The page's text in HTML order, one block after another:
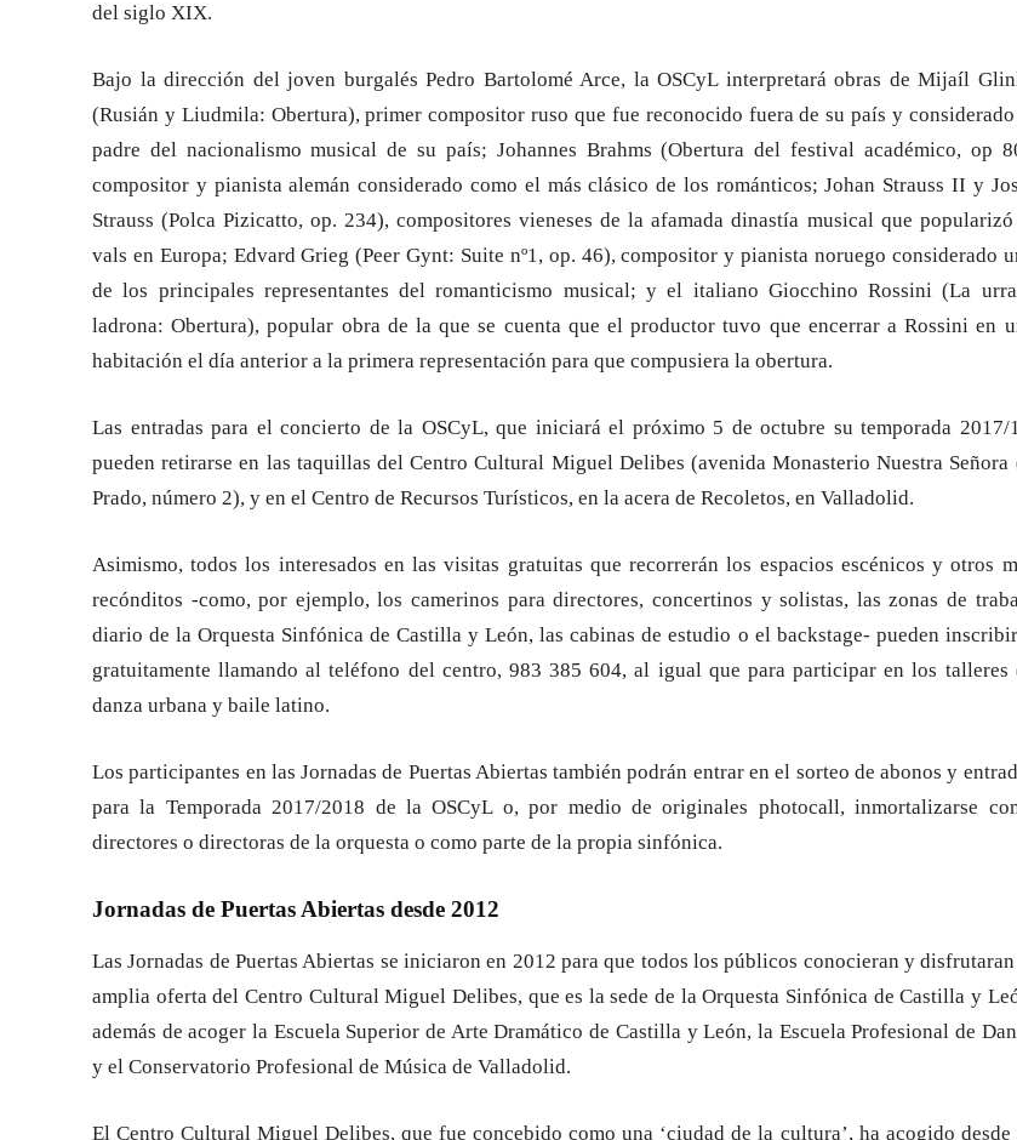
del siglo XIX.
Bajo la dirección del joven burgalés Pedro Bartolomé Arce, la OSCyL interpretará obras de Mijaíl
(Rusián y Liudmila: Obertura), primer compositor ruso que fue reconocido fuera de su país y
padre del nacionalismo musical de su país; Johannes Brahms (Obertura del festival académico, op
compositor y pianista alemán considerado como el más clásico de los románticos; Johan Strauss II y
Strauss (Polca Pizicatto, op. 234), compositores vieneses de la afamada dinastía musical que
vals en Europa; Edvard Grieg (Peer Gynt: Suite nº1, op. 46), compositor y pianista noruego considerado
de los principales representantes del romanticismo musical; y el italiano Giocchino Rossini (La
ladrona: Obertura), popular obra de la que se cuenta que el productor tuvo que encerrar a Rossini en
habitación el día anterior a la primera representación para que compusiera la obertura.
Las entradas para el concierto de la OSCyL, que iniciará el próximo 5 de octubre su temporada 2017/
pueden retirarse en las taquillas del Centro Cultural Miguel Delibes (avenida Monasterio Nuestra Señora
Prado, número 2), y en el Centro de Recursos Turísticos, en la acera de Recoletos, en Valladolid.
Asimismo, todos los interesados en las visitas gratuitas que recorrerán los espacios escénicos y otros
recónditos -como, por ejemplo, los camerinos para directores, concertinos y solistas, las zonas de
diario de la Orquesta Sinfónica de Castilla y León, las cabinas de estudio o el backstage- pueden
gratuitamente llamando al teléfono del centro, 983 385 604, al igual que para participar en los talleres
danza urbana y baile latino.
Los participantes en las Jornadas de Puertas Abiertas también podrán entrar en el sorteo de abonos y
para la Temporada 2017/2018 de la OSCyL o, por medio de originales photocall, inmortalizarse
directores o directoras de la orquesta o como parte de la propia sinfónica.
Jornadas de Puertas Abiertas desde 2012
Las Jornadas de Puertas Abiertas se iniciaron en 2012 para que todos los públicos conocieran y
amplia oferta del Centro Cultural Miguel Delibes, que es la sede de la Orquesta Sinfónica de Castilla y
además de acoger la Escuela Superior de Arte Dramático de Castilla y León, la Escuela Profesional de
y el Conservatorio Profesional de Música de Valladolid.
El Centro Cultural Miguel Delibes, que fue concebido como una ‘ciudad de la cultura’, ha acogido desde